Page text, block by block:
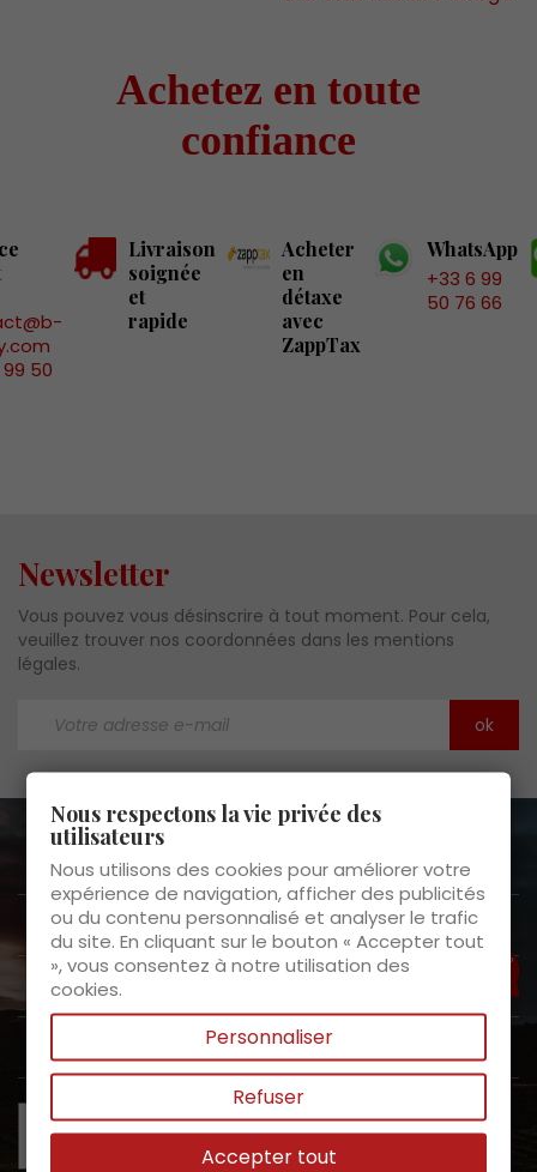
Achetez en toute
confiance
50
Livraison
soignée
et
rapide
Acheter
en
détaxe
avec
ZappTax
WhatsApp
+33 6 99
50 76 66
Newsletter
Vous pouvez vous désinscrire à tout moment. Pour cela,
veuillez trouver nos coordonnées dans les mentions
légales.
A propos de nous 
Service clients 
Nos produits
Assistance?
Nous respectons la vie privée des
utilisateurs
Nous utilisons des cookies pour améliorer votre
expérience de navigation, afficher des publicités
ou du contenu personnalisé et analyser le trafic
du site. En cliquant sur le bouton « Accepter tout
», vous consentez à notre utilisation des
cookies.
Personnaliser
Refuser
Accepter tout